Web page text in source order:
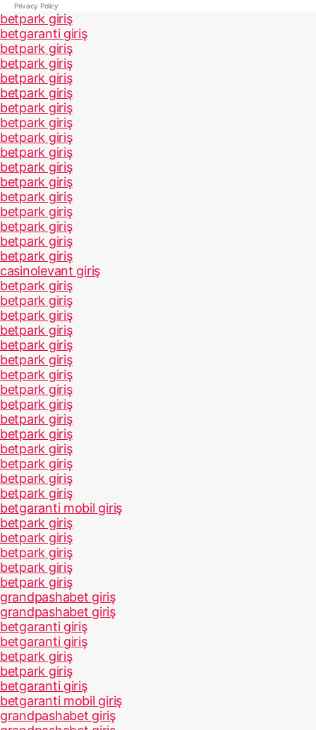
Privacy Policy
betpark giriş
betgaranti giriş
betpark giriş
betpark giriş
betpark giriş
betpark giriş
betpark giriş
betpark giriş
betpark giriş
betpark giriş
betpark giriş
betpark giriş
betpark giriş
betpark giriş
betpark giriş
betpark giriş
betpark giriş
casinolevant giriş
betpark giriş
betpark giriş
betpark giriş
betpark giriş
betpark giriş
betpark giriş
betpark giriş
betpark giriş
betpark giriş
betpark giriş
betpark giriş
betpark giriş
betpark giriş
betpark giriş
betpark giriş
betgaranti mobil giriş
betpark giriş
betpark giriş
betpark giriş
betpark giriş
betpark giriş
grandpashabet giriş
grandpashabet giriş
betgaranti giriş
betgaranti giriş
betpark giriş
betpark giriş
betgaranti giriş
betgaranti mobil giriş
grandpashabet giriş